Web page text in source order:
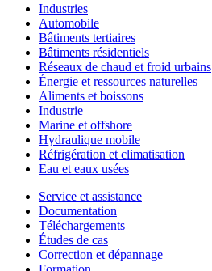
Industries
Automobile
Bâtiments tertiaires
Bâtiments résidentiels
Réseaux de chaud et froid urbains
Énergie et ressources naturelles
Aliments et boissons
Industrie
Marine et offshore
Hydraulique mobile
Réfrigération et climatisation
Eau et eaux usées
Service et assistance
Documentation
Téléchargements
Études de cas
Correction et dépannage